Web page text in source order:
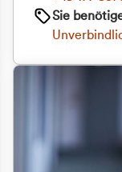
Sie